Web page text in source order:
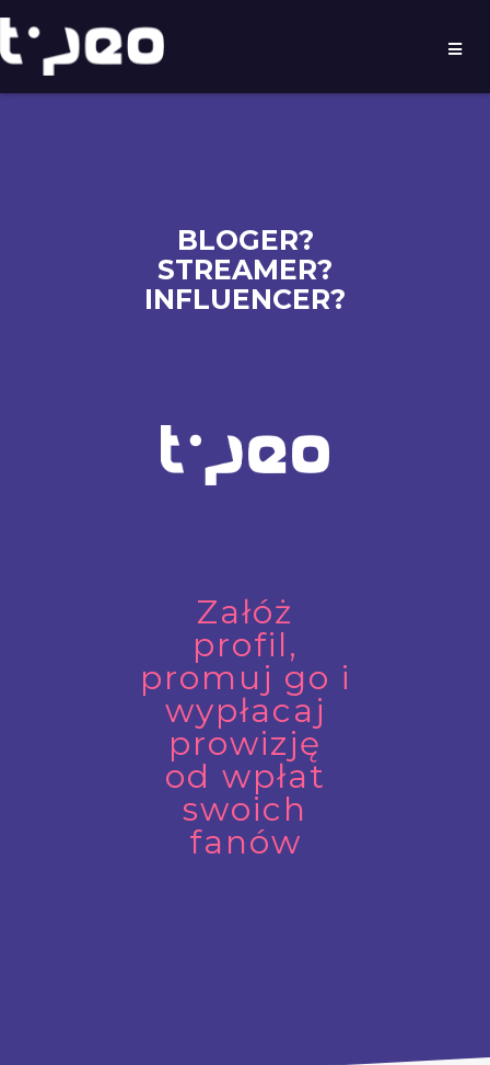
BLOGER?
STREAMER?
INFLUENCER?
Załóż
profil,
promuj go i
wypłacaj
prowizję
od wpłat
swoich
fanów